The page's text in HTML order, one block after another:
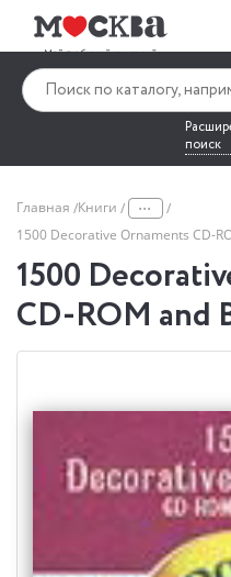
поиск
Главная Книги ...
1500 Decorative Ornaments CD-
1500
CD-ROM and